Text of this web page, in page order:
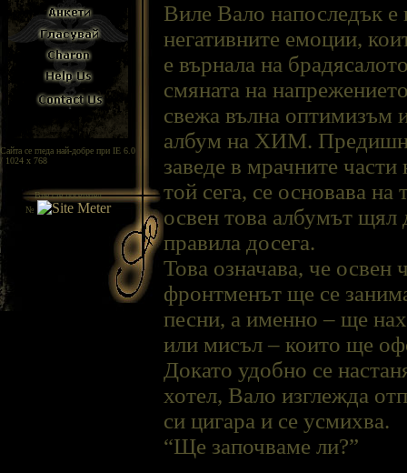
Сайта се гледа най-добре при IE 6.0
/ 1024 x 768
Вие сте посетител
№
Виле Вало напоследък е
негативните емоции,
е върнала на
смяната на
свежа вълна оптимизъм
албум на ХИМ.
заведе в мрачните
той сега, се основава на
освен това албумът щял
правила досега.
Това означава, че освен
фронтменът ще се
песни, а именно – ще
или мисъл – които ще
Докато удобно се
хотел, Вало изглежда
си цигара и се усмихва.
“Ще започваме ли?”